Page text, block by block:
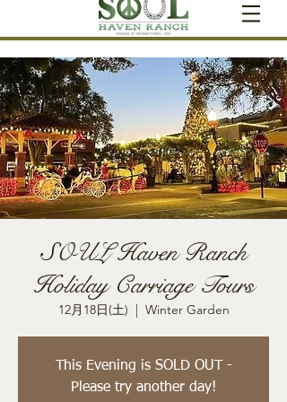
SOUL Haven Ranch
Holiday Carriage Tours
12月18日(土)
  |
Winter Garden
This Evening is SOLD OUT -
Please try another day!